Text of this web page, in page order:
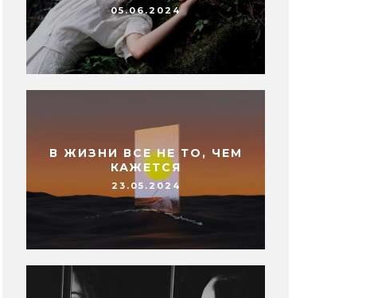
05.06.2024
В ЖИЗНИ ВСЕ НЕ ТО, ЧЕМ
КАЖЕТСЯ
23.05.2024